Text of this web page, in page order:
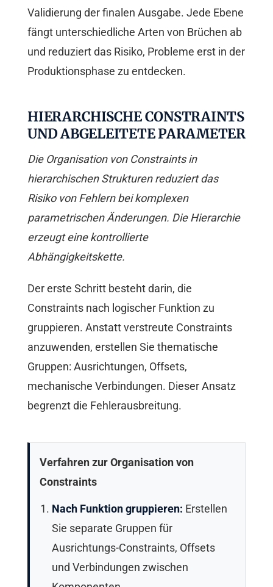
Validierung der finalen Ausgabe. Jede Ebene
fängt unterschiedliche Arten von Brüchen ab
und reduziert das Risiko, Probleme erst in der
Produktionsphase zu entdecken.
HIERARCHISCHE CONSTRAINTS
UND ABGELEITETE PARAMETER
Die Organisation von Constraints in
hierarchischen Strukturen reduziert das
Risiko von Fehlern bei komplexen
parametrischen Änderungen. Die Hierarchie
erzeugt eine kontrollierte
Abhängigkeitskette.
Der erste Schritt besteht darin, die
Constraints nach logischer Funktion zu
gruppieren. Anstatt verstreute Constraints
anzuwenden, erstellen Sie thematische
Gruppen: Ausrichtungen, Offsets,
mechanische Verbindungen. Dieser Ansatz
begrenzt die Fehlerausbreitung.
Verfahren zur Organisation von
Constraints
Nach Funktion gruppieren: Erstellen
Sie separate Gruppen für
Ausrichtungs-Constraints, Offsets
und Verbindungen zwischen